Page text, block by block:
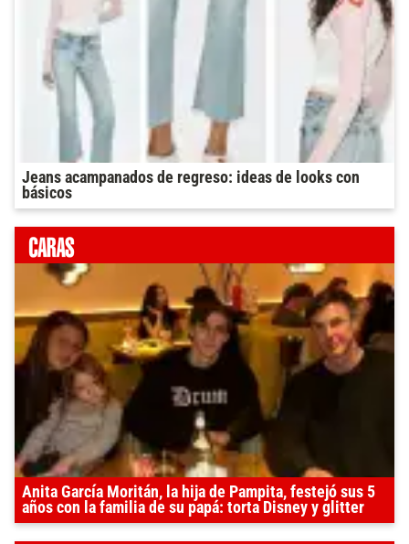
Jeans acampanados de regreso: ideas de looks con
básicos
Anita García Moritán, la hija de Pampita, festejó sus 5
años con la familia de su papá: torta Disney y glitter